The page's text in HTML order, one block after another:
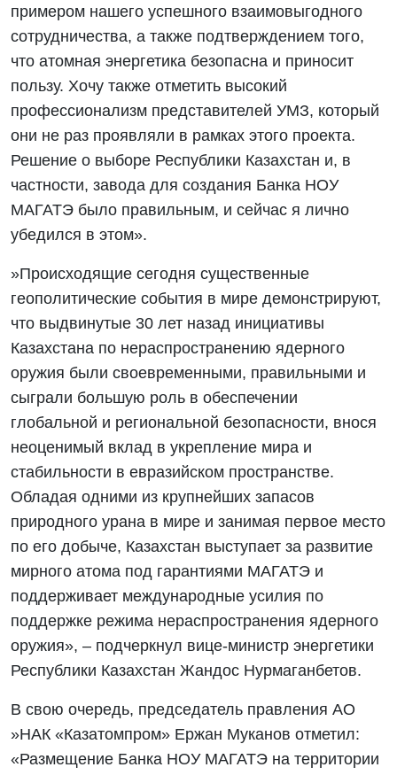
примером нашего успешного взаимовыгодного
сотрудничества, а также подтверждением того,
что атомная энергетика безопасна и приносит
пользу. Хочу также отметить высокий
профессионализм представителей УМЗ, который
они не раз проявляли в рамках этого проекта.
Решение о выборе Республики Казахстан и, в
частности, завода для создания Банка НОУ
МАГАТЭ было правильным, и сейчас я лично
убедился в этом».
»Происходящие сегодня существенные
геополитические события в мире демонстрируют,
что выдвинутые 30 лет назад инициативы
Казахстана по нераспространению ядерного
оружия были своевременными, правильными и
сыграли большую роль в обеспечении
глобальной и региональной безопасности, внося
неоценимый вклад в укрепление мира и
стабильности в евразийском пространстве.
Обладая одними из крупнейших запасов
природного урана в мире и занимая первое место
по его добыче, Казахстан выступает за развитие
мирного атома под гарантиями МАГАТЭ и
поддерживает международные усилия по
поддержке режима нераспространения ядерного
оружия», – подчеркнул вице-министр энергетики
Республики Казахстан Жандос Нурмаганбетов.
В свою очередь, председатель правления АО
»НАК «Казатомпром» Ержан Муканов отметил:
«Размещение Банка НОУ МАГАТЭ на территории